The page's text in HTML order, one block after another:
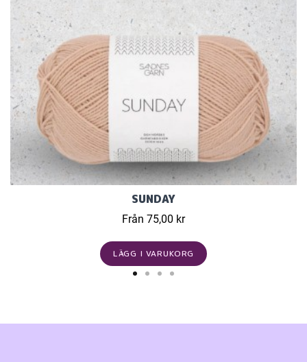
SUNDAY
Från 75,00 kr
LÄGG I VARUKORG